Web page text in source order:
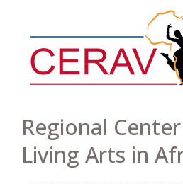
content
Regional
Living Arts in